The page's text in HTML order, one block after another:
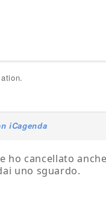
iCagenda
cancellato
uno sguardo.